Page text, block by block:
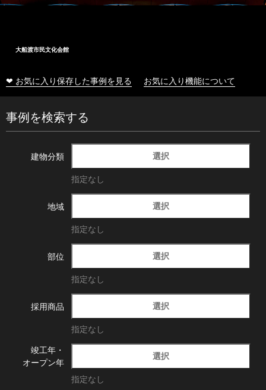
大船渡市民文化会館
❤ お気に入り保存した事例を見る お気に入り機能について
事例を検索する
建物分類 選択
指定なし
地域 選択
指定なし
部位 選択
指定なし
採用商品 選択
指定なし
竣工年・
オープン年
選択
指定なし